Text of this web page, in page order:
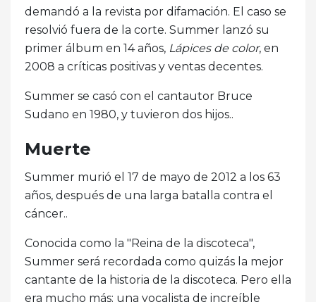
demandó a la revista por difamación. El caso se
resolvió fuera de la corte. Summer lanzó su
primer álbum en 14 años, Lápices de color, en
2008 a críticas positivas y ventas decentes.
Summer se casó con el cantautor Bruce
Sudano en 1980, y tuvieron dos hijos..
Muerte
Summer murió el 17 de mayo de 2012 a los 63
años, después de una larga batalla contra el
cáncer..
Conocida como la "Reina de la discoteca",
Summer será recordada como quizás la mejor
cantante de la historia de la discoteca. Pero ella
era mucho más: una vocalista de increíble